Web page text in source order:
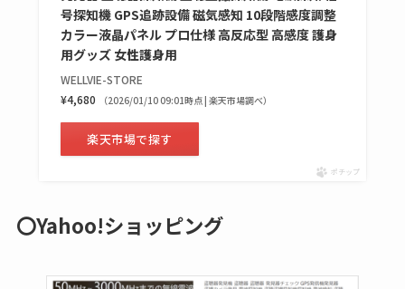
号探知機 GPS追跡設備 磁気感知 10段階感度調整
カラー液晶パネル プロ仕様 高反応型 高感度 護身
用グッズ 女性護身用
WELLVIE-STORE
¥4,680
（2026/01/10 09:01時点 | 楽天市場調べ）
楽天市場で探す
ポチップ
〇Yahoo!ショッピング